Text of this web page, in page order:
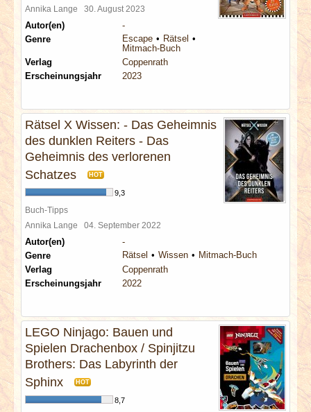
Annika Lange 30. August 2023
Autor(en)
-
Genre
Escape
Rätsel
Mitmach-Buch
Verlag
Coppenrath
Erscheinungsjahr
2023
Rätsel X Wissen: - Das Geheimnis
des dunklen Reiters - Das
Geheimnis des verlorenen
Schatzes
HOT
9,3
Buch-Tipps
Annika Lange 04. September 2022
Autor(en)
-
Genre
Rätsel Wissen
Mitmach-Buch
Verlag
Coppenrath
Erscheinungsjahr
2022
LEGO Ninjago: Bauen und
Spielen Drachenbox / Spinjitzu
Brothers: Das Labyrinth der
Sphinx
HOT
8,7